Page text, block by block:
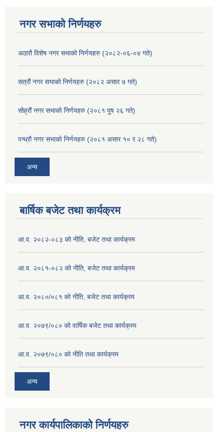
नगर सभाको निर्णयहरु
अठारौ विशेष नगर सभाको निर्णयहरु (२०८२-०६-०४ गते)
सत्रौं नगर सभाको निर्णयहरु (२०८२ असार ७ गते)
सोह्रौं नगर सभाको निर्णयहरु (२०८१ पुष २६ गते)
पन्ध्रौ नगर सभाको निर्णयहरु (२०८१ असार १० र २८ गते)
अन्य
बार्षिक बजेट तथा कार्यक्रम
आ.व. २०८२-०८३ को नीति, बजेट तथा कार्यक्रम
आ.व. २०८१-०८२ को नीति, बजेट तथा कार्यक्रम
आ.व. २०८०/०८१ को नीति, बजेट तथा कार्यक्रम
आ.व. २०७९/०८० को वार्षिक बजेट तथा कार्यक्रम
आ.व. २०७९/०८० को नीति तथा कार्यक्रम
अन्य
नगर कार्यपालिकाको निर्णयहरु